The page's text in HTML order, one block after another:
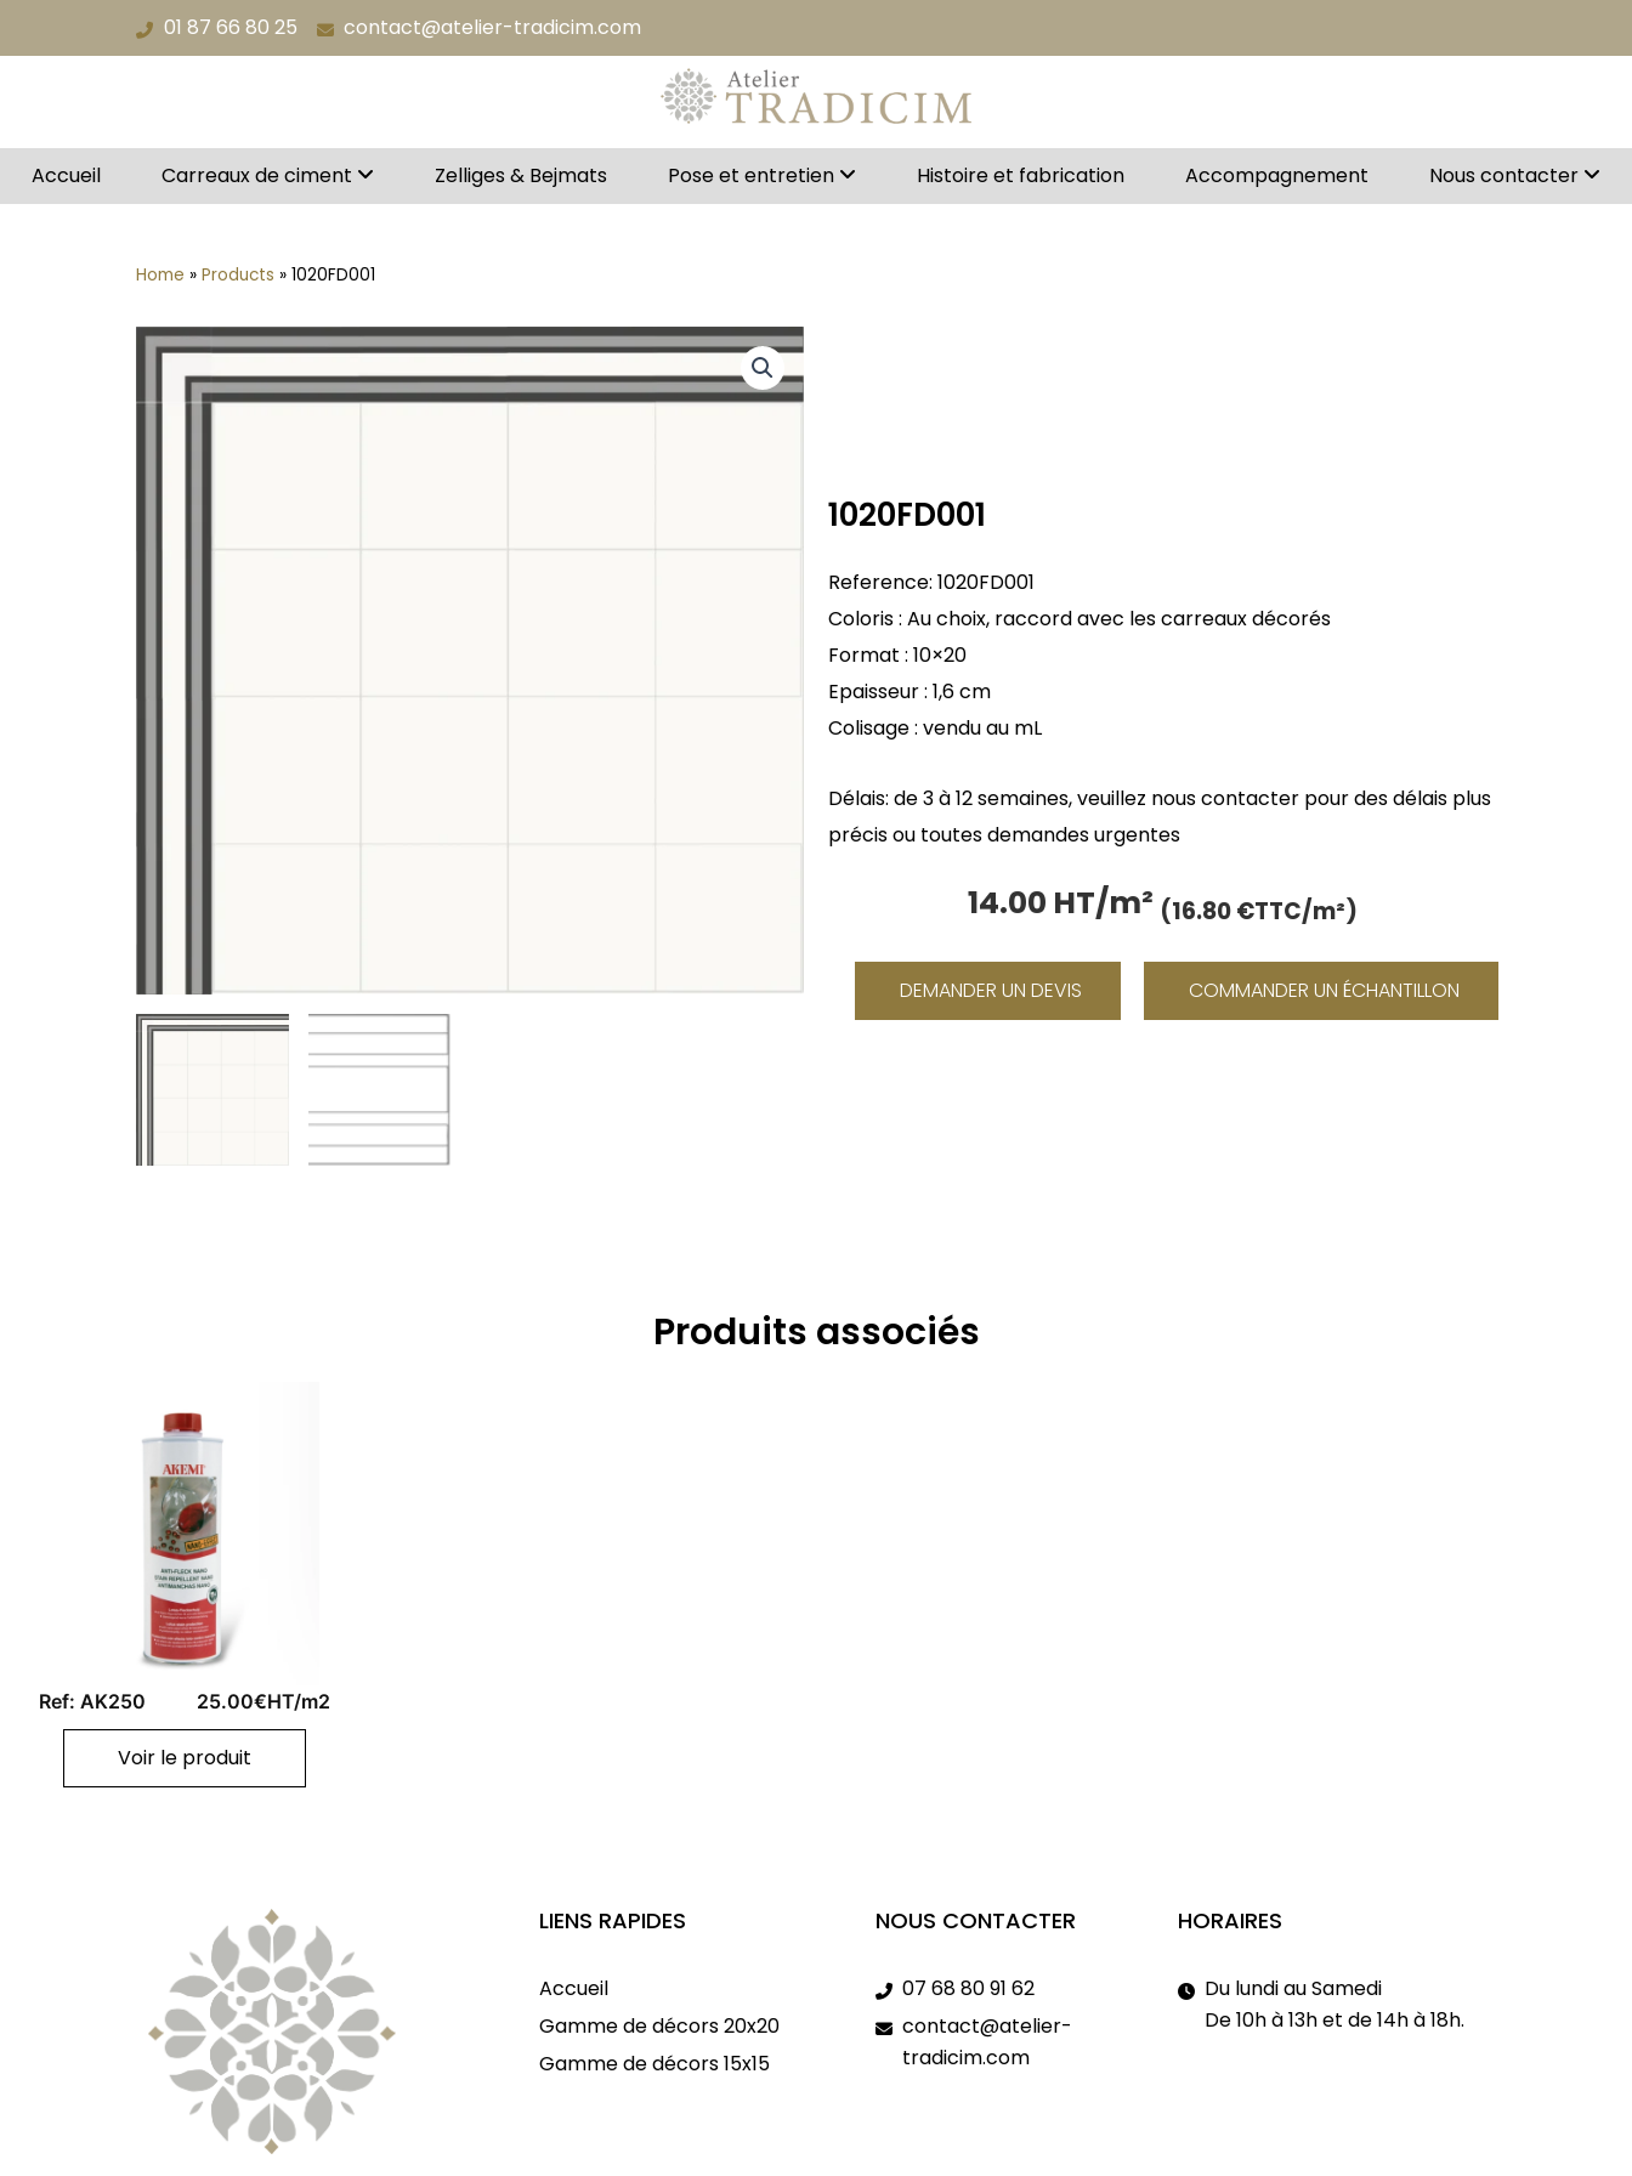
01 87 66 80 25 contact@atelier-tradicim.com
Accueil Carreaux de ciment Zelliges & Bejmats Pose et entretien Histoire et fabrication Accompagnement Nous contacter
Home » Products » 1020FD001
1020FD001
Reference: 1020FD001
Coloris : Au choix, raccord avec les carreaux décorés
Format : 10×20
Epaisseur : 1,6 cm
Colisage : vendu au mL
Délais: de 3 à 12 semaines, veuillez nous contacter pour des délais plus
précis ou toutes demandes urgentes
Le
initial
était :
16.80 €.
14.00 HT/m² (16.80 €TTC/m²)Le
actuel
est :
14.00 €.
DEMANDER UN DEVIS COMMANDER UN ÉCHANTILLON
Produits associés
Ref: AK250 25.00€HT/m2
Voir le produit
LIENS RAPIDES
Accueil
Gamme de décors 20x20
Gamme de décors 15x15
NOUS CONTACTER
07 68 80 91 62
contact@atelier-
tradicim.com
HORAIRES
Du lundi au Samedi
De 10h à 13h et de 14h à 18h.